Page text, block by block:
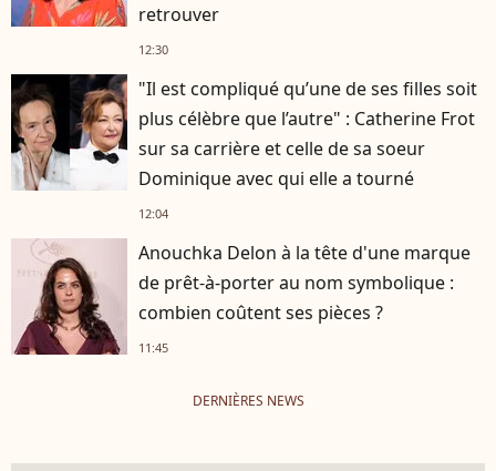
retrouver
12:30
"Il est compliqué qu’une de ses filles soit
plus célèbre que l’autre" : Catherine Frot
sur sa carrière et celle de sa soeur
Dominique avec qui elle a tourné
12:04
Anouchka Delon à la tête d'une marque
de prêt-à-porter au nom symbolique :
combien coûtent ses pièces ?
11:45
DERNIÈRES NEWS